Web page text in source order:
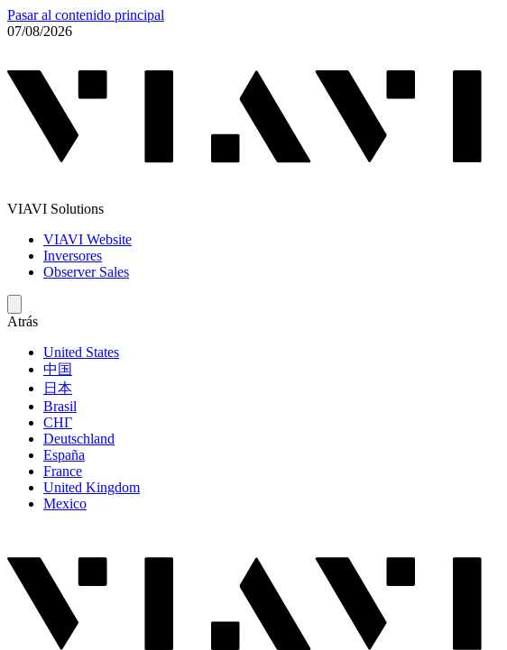
Pasar al contenido principal
07/08/2026
VIAVI Solutions
VIAVI Website
Inversores
Observer Sales
Atrás
United States
中国
日本
Brasil
СНГ
Deutschland
España
France
United Kingdom
Mexico